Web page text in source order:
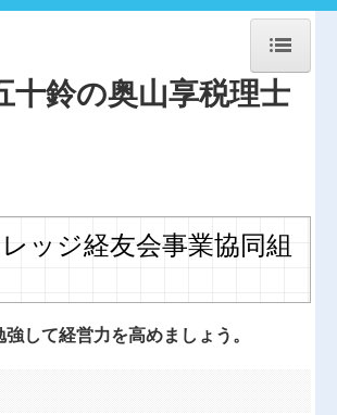
ッジ経友会事業協同組
強して経営力を高めましょう。